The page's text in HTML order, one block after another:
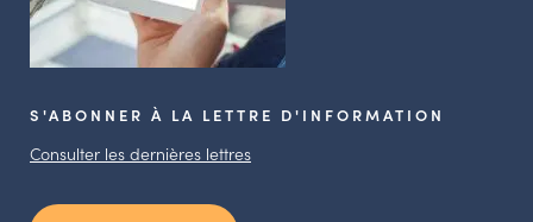
S'ABONNER À LA LETTRE D'INFORMATION
Consulter les dernières lettres